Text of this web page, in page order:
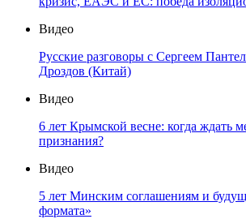
Видео
Русские разговоры с Сергеем
Дроздов (Китай)
Видео
6 лет Крымской весне: когда ждать
признания?
Видео
5 лет Минским соглашениям и
формата»